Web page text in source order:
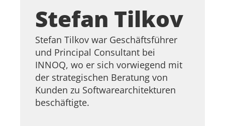
Stefan Tilkov
Stefan Tilkov war Geschäftsführer
und Principal Consultant bei
INNOQ, wo er sich vorwiegend mit
der strategischen Beratung von
Kunden zu Softwarearchitekturen
beschäftigte.